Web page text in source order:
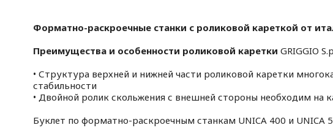
Форматно-раскроечные станки с роликовой кареткой от
Преимущества и особенности роликовой каретки GRIGGIO
• Структура верхней и нижней части роликовой каретки
стабильности
• Двойной ролик скольжения с внешней стороны необходим
Буклет по форматно-раскроечным станкам UNICA 400 и UNICA